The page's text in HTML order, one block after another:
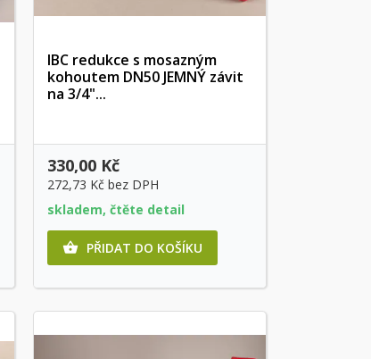
Rychlý náhled
IBC redukce s mosazným
kohoutem DN50 JEMNÝ závit
na 3/4"...
330,00 Kč
272,73 Kčbez DPH
skladem, čtěte detail
 PŘIDAT DO KOŠÍKU